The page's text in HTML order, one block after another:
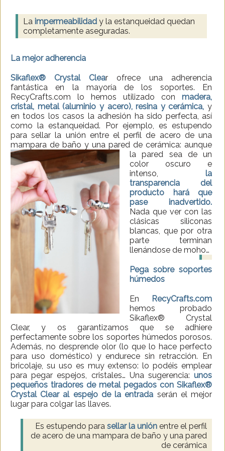
La impermeabilidad y la estanqueidad quedan
completamente aseguradas.
La mejor adherencia
Sikaflex® Crystal Clear ofrece una adherencia
fantástica en la mayoría de los soportes. En
RecyCrafts.com lo hemos utilizado con madera,
cristal, metal (aluminio y acero), resina y cerámica, y
en todos los casos la adhesión ha sido perfecta, así
como la estanqueidad. Por ejemplo, es estupendo
para sellar la unión entre el perfil de acero de una
mampara de baño y una pared de cerámica: aunque
la pared sea de un
color oscuro e
intenso, la
transparencia del
producto hará que
pase inadvertido.
Nada que ver con las
clásicas siliconas
blancas, que por otra
parte terminan
llenándose de moho…
Pega sobre soportes
húmedos
En
RecyCrafts.com
hemos probado
Sikaflex® Crystal
Clear, y os garantizamos que se adhiere
perfectamente sobre los soportes húmedos porosos.
Además, no desprende olor (lo que lo hace perfecto
para uso doméstico) y endurece sin retracción. En
bricolaje, su uso es muy extenso: lo podéis emplear
para pegar espejos, cristales… Una sugerencia: unos
pequeños tiradores de metal pegados con Sikaflex®
Crystal Clear al espejo de la entrada serán el mejor
lugar para colgar las llaves.
Es estupendo para sellar la unión entre el perfil
de acero de una mampara de baño y una pared
de cerámica